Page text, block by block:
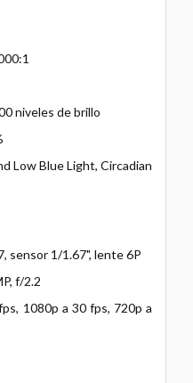
niveles de brillo
Low Blue Light, Circadian
sensor 1/1.67", lente 6P
f/2.2
1080p a 30 fps, 720p a